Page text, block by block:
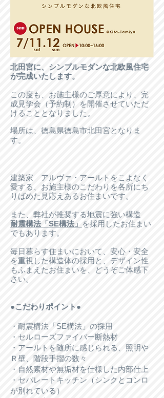
北田宮に、シンプルモダンな北欧風住宅
が完成いたします。
この度も、お施主様のご厚意により、完
成見学会（予約制）を開催させていただ
けることとなりました。
場所は、徳島県徳島市北田宮となりま
す。
建築家 アルヴァ・アールトをこよなく
愛する、お施主様のこだわりを各所にち
りばめた見応えあるお住まいです。
また、弊社が推奨する地震に強い構造
耐震構法「SE構法」 を採用したお住まい
でもあります。
毎日暮らす住まいにおいて、安心・安全
を重視した構造体の採用と、デザイン性
もふまえたお住まいを、どうぞご体感下
さい。
●こだわりポイント●
・耐震構法「SE構法」の採用
・セルローズファイバー断熱材
・アールトを随所に感じられる、照明や
Ｒ壁、階段手摺の数々
・自然素材や無垢材を仕様した内部仕上
・セパレートキッチン（シンクとコンロ
が別れている）